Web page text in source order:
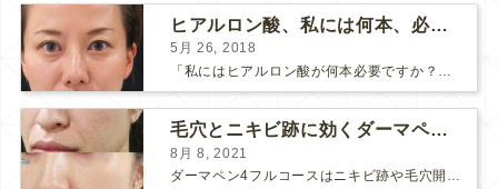
ヒアルロン酸、私には何本、必要ですか？
5月 26, 2018
「私にはヒアルロン酸が何本必要ですか？」 診察の時によく聞かれますが、なかなか難しい質問です。 どこまでこだわってキレイにしたいかによって 使うヒアルロン酸の量が変わるからです。 前回もご紹介させ...
毛穴とニキビ跡に効くダーマペン４フルコース
8月 8, 2021
ダーマペン4フルコースはニキビ跡や毛穴開きで悩まれている方に自信を持ってお勧めできる美肌治療です。 ↑ ダーマペン4フルコースを4回行いました。 ニキビ跡と毛穴開きが改善して肌のキメが整いまし...